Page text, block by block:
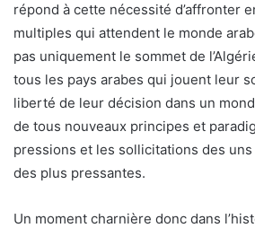
répond à cette nécessité d’affronter
multiples qui attendent le monde
pas uniquement le sommet de
tous les pays arabes qui jouent leur
liberté de leur décision dans un
de tous nouveaux principes et
pressions et les sollicitations des
des plus pressantes.
Un moment charnière donc dans